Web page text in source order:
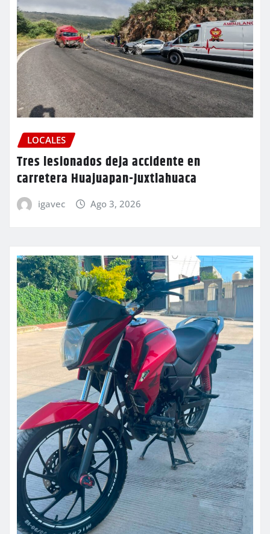
LOCALES
Tres lesionados deja accidente en
carretera Huajuapan-Juxtlahuaca
igavec Ago 3, 2026